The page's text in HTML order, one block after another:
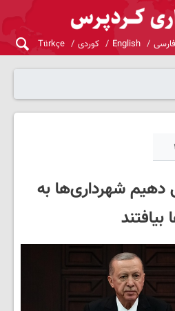
فارسی English کوردی Türkçe
دهیم شهرداری‌ها به